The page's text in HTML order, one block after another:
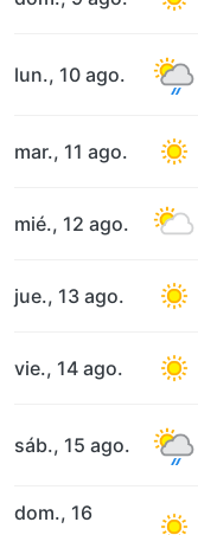
lun., 10 ago.
mar., 11 ago.
mié., 12 ago.
jue., 13 ago.
vie., 14 ago.
sáb., 15 ago.
dom., 16